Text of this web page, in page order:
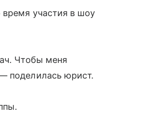
время участия в шоу
Чтобы меня
поделилась юрист.